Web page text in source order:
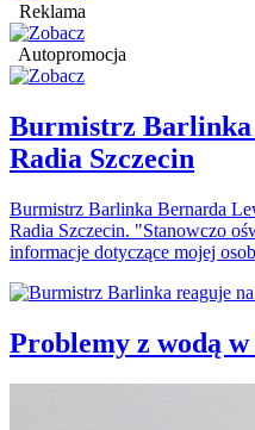
Reklama
Autopromocja
Burmistrz Barlinka
Radia Szczecin
Burmistrz Barlinka Bernarda
Radia Szczecin. "Stanowczo
informacje dotyczące mojej
Problemy z wodą